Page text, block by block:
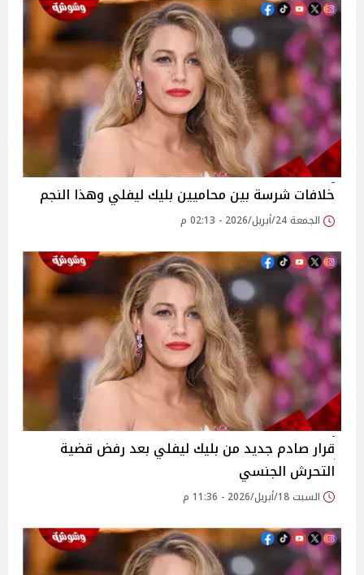
خلافات شرسة بين محاميين بليك ليفلي وهذا النجم
الجمعة 24/أبريل/2026 - 02:13 م
قرار صادم جديد من بليك ليفلي بعد رفض قضية
التحرش الجنسي
السبت 18/أبريل/2026 - 11:36 م